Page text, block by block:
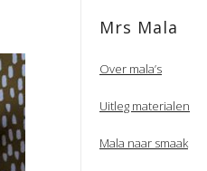
Mrs Mala
Over mala’s
Uitleg materialen
Mala naar smaak